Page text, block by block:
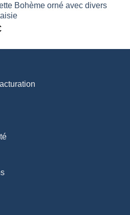
actuel
est :
19,00€.
Bohème orné avec divers
Le
actuel